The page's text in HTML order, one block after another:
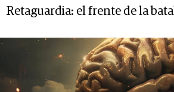
Retaguardia: el frente de la